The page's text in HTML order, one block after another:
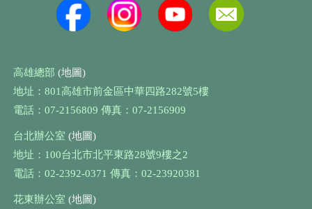
高雄總部 (地圖)
地址：801高雄市前金區中華四路282號5樓
電話：07-2156809 傳真：07-2156909
台北辦公室 (地圖)
地址：100台北市北平東路28號9樓之2
電話：02-2392-0371 傳真：02-23920381
花東辦公室 (地圖)